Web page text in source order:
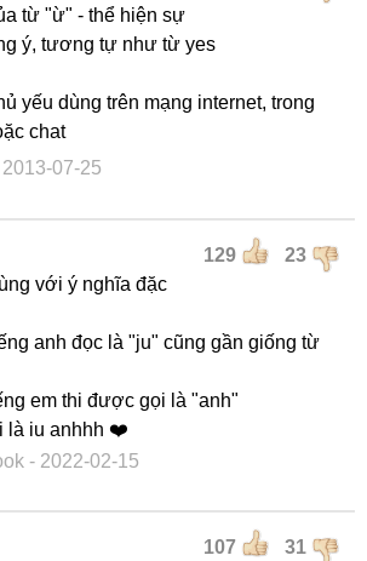
từ "ừ" - thể hiện sự
ý, tương tự như từ yes
yếu dùng trên mạng internet, trong
chat
07-25
129 23
với ý nghĩa đặc
anh đọc là "ju" cũng gần giống từ
em thi được gọi là "anh"
là iu anhhh ❤️
- 2022-02-15
107 31